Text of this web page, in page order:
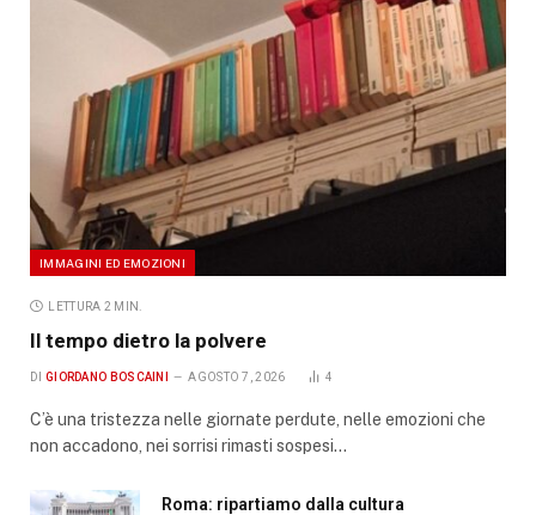
IMMAGINI ED EMOZIONI
LETTURA 2 MIN.
Il tempo dietro la polvere
DI GIORDANO BOSCAINI AGOSTO 7, 2026 4
C’è una tristezza nelle giornate perdute, nelle emozioni che
non accadono, nei sorrisi rimasti sospesi…
Roma: ripartiamo dalla cultura